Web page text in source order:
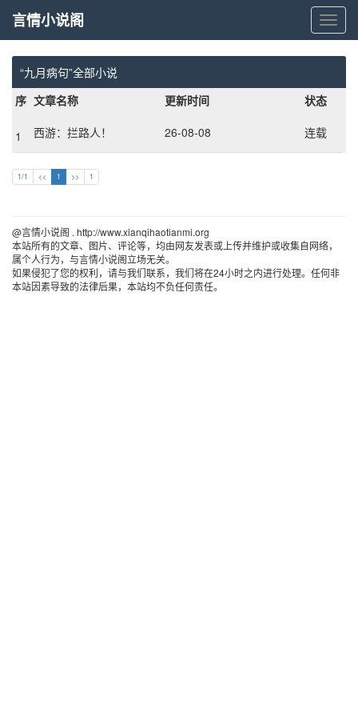
言
情
小
阁
言情小说阁
“九月病句”全部小说
序 文章名称 更新时间 状态
1 西游：拦路人！ 26-08-08 连载
1/1 << 1 >> 1
@言情小说阁 . http://www.xianqihaotianmi.org
本站所有的文章、图片、评论等，均由网友发表或上传并维护或收集自网络，
属个人行为，与言情小说阁立场无关。
如果侵犯了您的权利，请与我们联系，我们将在24小时之内进行处理。任何非
本站因素导致的法律后果，本站均不负任何责任。